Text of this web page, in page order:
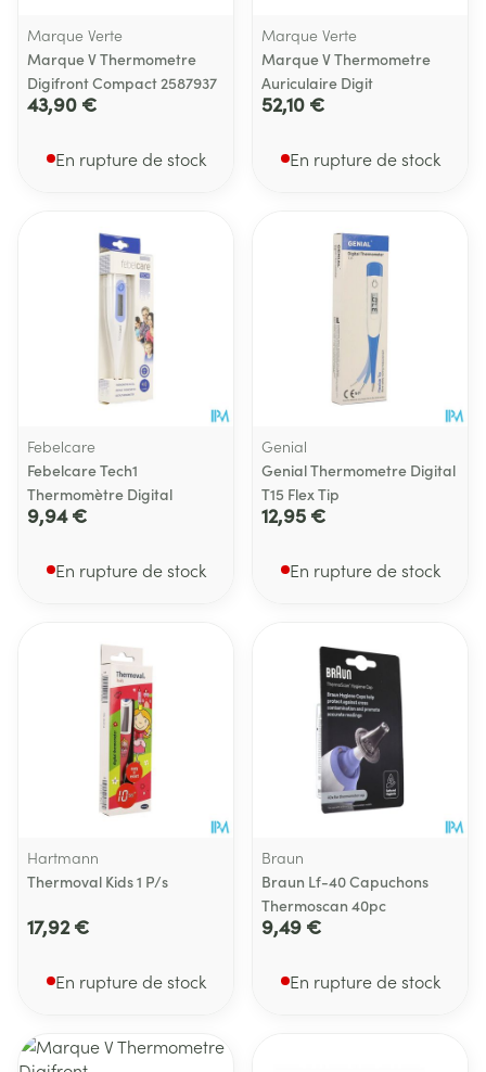
Marque Verte
Marque V Thermometre
Digifront Compact 2587937
43,90 €
En rupture de stock
Marque Verte
Marque V Thermometre
Auriculaire Digit
52,10 €
En rupture de stock
Febelcare
Febelcare Tech1
Thermomètre Digital
9,94 €
En rupture de stock
Genial
Genial Thermometre Digital
T15 Flex Tip
12,95 €
En rupture de stock
Hartmann
Thermoval Kids 1 P/s
17,92 €
En rupture de stock
Braun
Braun Lf-40 Capuchons
Thermoscan 40pc
9,49 €
En rupture de stock